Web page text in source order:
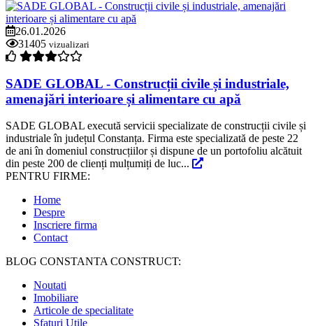
26.01.2026
31405 vizualizari
SADE GLOBAL - Construcții civile și industriale,
amenajări interioare și alimentare cu apă
SADE GLOBAL execută servicii specializate de construcții civile și
industriale în județul Constanța. Firma este specializată de peste 22
de ani în domeniul construcțiilor și dispune de un portofoliu alcătuit
din peste 200 de clienți mulțumiți de luc...
PENTRU FIRME:
Home
Despre
Inscriere firma
Contact
BLOG CONSTANTA CONSTRUCT:
Noutati
Imobiliare
Articole de specialitate
Sfaturi Utile